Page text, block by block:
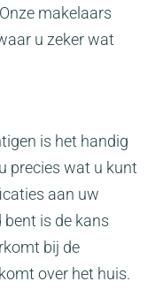
makelaars
u zeker wat
is het handig
precies wat u kunt
aan uw
bent is de kans
bij de
over het huis.